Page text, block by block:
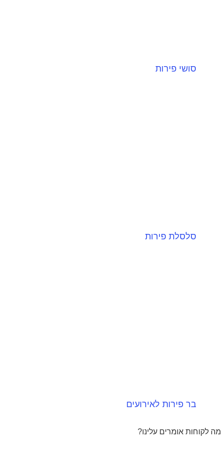
סושי פירות
סלסלת פירות
בר פירות לאירועים
כיום בכל אירוע, השילוב של בריאות צבעוניות
לקוחות אומרים עלינו?